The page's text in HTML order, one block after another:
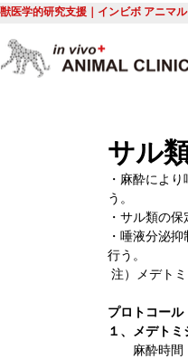
獣医学的研究支援｜インビボ アニマ
サル
・麻酔によ
う。
・サル類の
・唾液分泌
行う。
注）メデト
プロトコール
１、メデト
麻酔時間